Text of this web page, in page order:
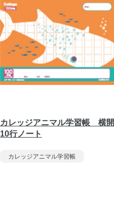
カレッジアニマル学習帳 横開
10行ノート
カレッジアニマル学習帳